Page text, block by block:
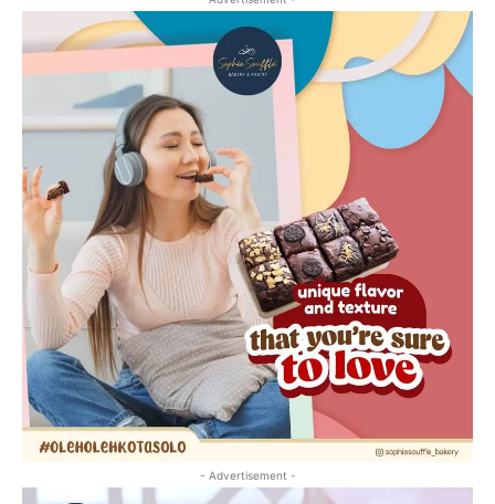
- Advertisement -